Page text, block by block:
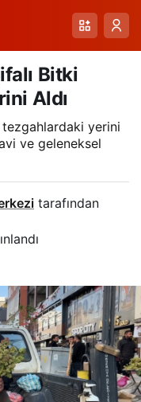
Bitki
Aldı
tezgahlardaki yerini
ve geleneksel
tarafından
Paylaş